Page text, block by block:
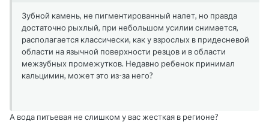
Зубной камень, не пигментированный налет, но правда
достаточно рыхлый, при небольшом усилии снимается,
располагается классически, как у взрослых в придесневой
области на язычной поверхности резцов и в области
межзубных промежутков. Недавно ребенок принимал
кальцимин, может это из-за него?
А вода питьевая не слишком у вас жесткая в регионе?